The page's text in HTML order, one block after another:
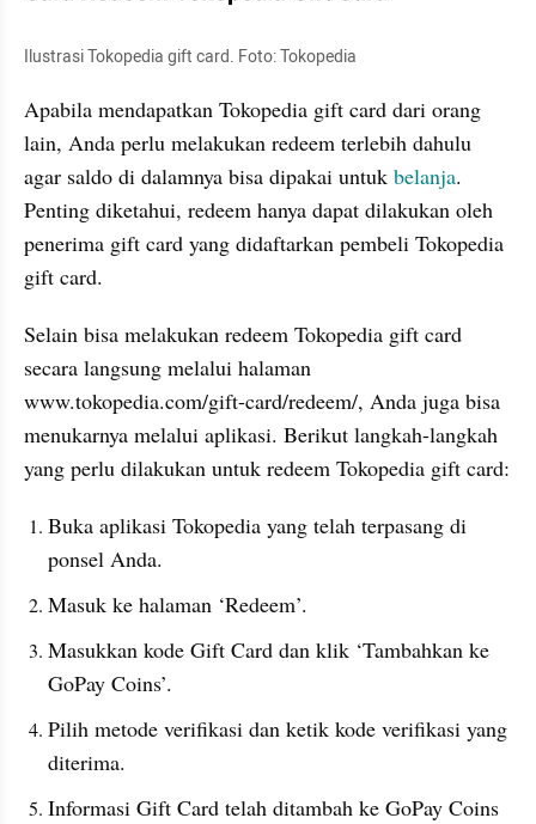
Ilustrasi Tokopedia gift card. Foto: Tokopedia
Apabila mendapatkan Tokopedia gift card dari orang
lain, Anda perlu melakukan redeem terlebih dahulu
agar saldo di dalamnya bisa dipakai untuk belanja.
Penting diketahui, redeem hanya dapat dilakukan oleh
penerima gift card yang didaftarkan pembeli Tokopedia
gift card.
Selain bisa melakukan redeem Tokopedia gift card
secara langsung melalui halaman
www.tokopedia.com/gift-card/redeem/, Anda juga bisa
menukarnya melalui aplikasi. Berikut langkah-langkah
yang perlu dilakukan untuk redeem Tokopedia gift card:
Buka aplikasi Tokopedia yang telah terpasang di
ponsel Anda.
Masuk ke halaman ‘Redeem’.
Masukkan kode Gift Card dan klik ‘Tambahkan ke
GoPay Coins’.
Pilih metode verifikasi dan ketik kode verifikasi yang
diterima.
Informasi Gift Card telah ditambah ke GoPay Coins